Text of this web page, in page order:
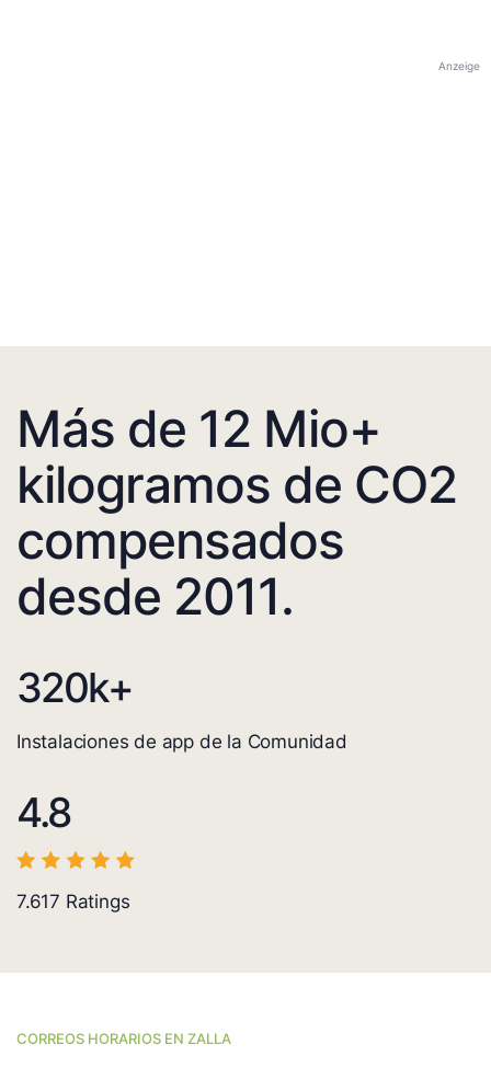
Anzeige
Más de 12 Mio+
kilogramos de CO2
compensados
desde 2011.
320k+
Instalaciones de app de la Comunidad
4.8
7.617 Ratings
CORREOS HORARIOS EN ZALLA